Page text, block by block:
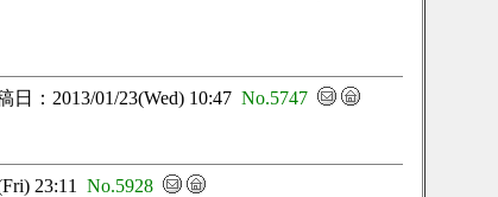
日：2013/01/23(Wed) 10:47 No.5747
23:11 No.5928